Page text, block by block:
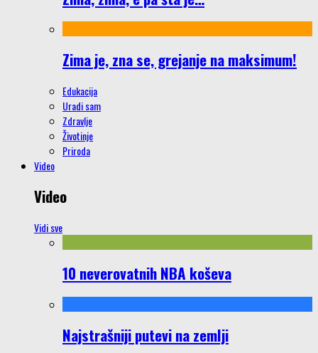
Zima je, zna se, grejanje na maksimum!
Edukacija
Uradi sam
Zdravlje
Životinje
Priroda
Video
Video
Vidi sve
10 neverovatnih NBA koševa
Najstrašniji putevi na zemlji